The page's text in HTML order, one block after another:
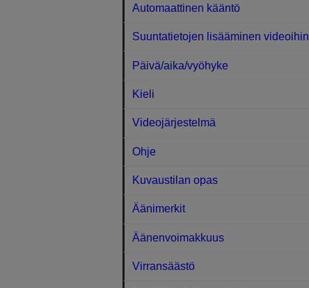
Automaattinen kääntö
Suuntatietojen lisääminen videoihin
Päivä/aika/vyöhyke
Kieli
Videojärjestelmä
Ohje
Kuvaustilan opas
Äänimerkit
Äänenvoimakkuus
Virransäästö